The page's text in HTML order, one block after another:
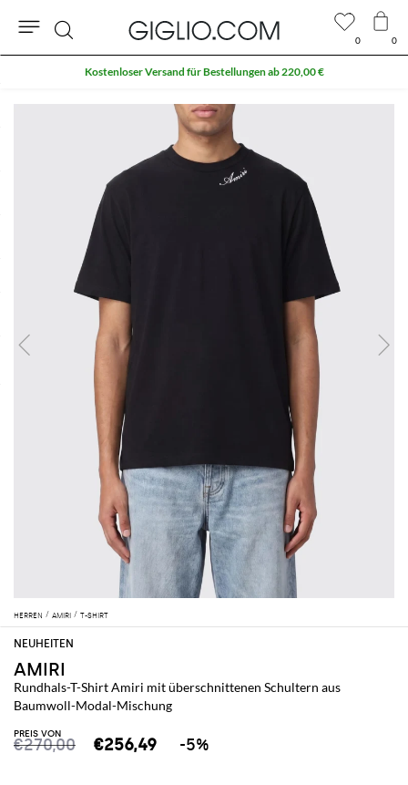
HERREN AMIRI T-SHIRT
AMIRI
Rundhals-T-Shirt Amiri mit überschnittenen Schultern aus
Baumwoll-Modal-Mischung
PREIS VON
€270,00 €256,49 -5%
0 0
Suche
Kostenloser Versand für Bestellungen ab 220,00 €